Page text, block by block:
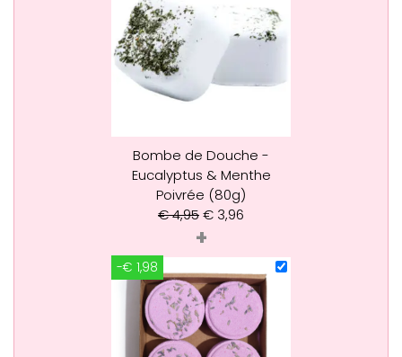
Bombe de Douche -
Eucalyptus & Menthe
Poivrée (80g)
€4,95€ 3,96
+
-€ 1,98